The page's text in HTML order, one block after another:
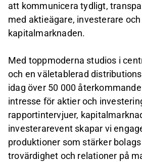
att kommunicera tydligt,
med aktieägare, investerare och
kapitalmarknaden.
Med toppmoderna studios i
och en väletablerad
idag över 50 000
intresse för aktier och
rapportintervjuer,
investerarevent skapar vi
produktioner som stärker
trovärdighet och relationer på